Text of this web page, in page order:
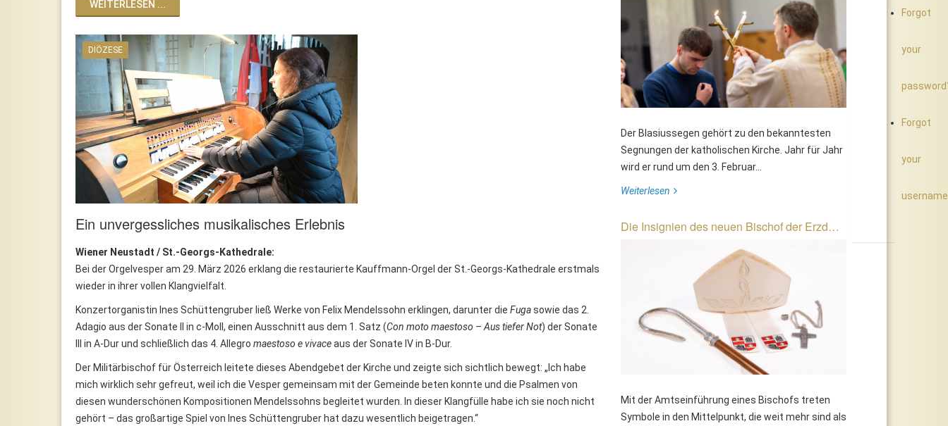
Forgot
your
Forgot
your
WEITERLESEN ...
DIÖZESE
Ein unvergessliches musikalisches Erlebnis
Wiener Neustadt / St.-Georgs-Kathedrale:
Bei der Orgelvesper am 29. März 2026 erklang die restaurierte Kauffmann-Orgel der St.-Georgs-Kathedrale erstmals
wieder in ihrer vollen Klangvielfalt.
Konzertorganistin Ines Schüttengruber ließ Werke von Felix Mendelssohn erklingen, darunter die Fugasowie das 2.
Adagio aus der Sonate II in c-Moll, einen Ausschnitt aus dem 1. Satz (Con moto maestoso – Aus tiefer Not) der Sonate
III in A-Dur und schließlich das 4. Allegro maestoso e vivaceaus der Sonate IV in B-Dur.
Der Militärbischof für Österreich leitete dieses Abendgebet der Kirche und zeigte sich sichtlich bewegt: „Ich habe
mich wirklich sehr gefreut, weil ich die Vesper gemeinsam mit der Gemeinde beten konnte und die Psalmen von
diesen wunderschönen Kompositionen Mendelssohns begleitet wurden. In dieser Klangfülle habe ich sie noch nicht
gehört – das großartige Spiel von Ines Schüttengruber hat dazu wesentlich beigetragen.“
Der Blasiussegen gehört zu den bekanntesten
Segnungen der katholischen Kirche. Jahr für Jahr
wird er rund um den 3. Februar...
Weiterlesen
Die Insignien des neuen Bischof der Erzd…
Mit der Amtseinführung eines Bischofs treten
Symbole in den Mittelpunkt, die weit mehr sind als